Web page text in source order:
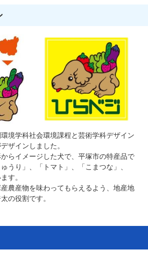
境学科社会環境課程と芸術学科デザイン
ザインしました。
らイメージした犬で、平塚市の特産品で
うり」、「トマト」、「こまつな」、
す。
農産物を味わってもらえるよう、地産地
の役割です。